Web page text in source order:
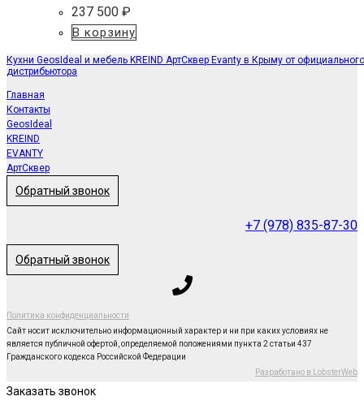
237 500 ₽
В корзину
Кухни GeosIdeal и мебель KREIND АртСквер Evanty в Крыму от официального
дистрибьютора
Главная
Контакты
GeosIdeal
KREIND
EVANTY
АртСквер
Обратный звонок
+7 (978) 835-87-30
Обратный звонок
Политика конфиденциальности
Сайт носит исключительно информационный характер и ни при каких условиях не
является публичной офертой, определяемой положениями пункта 2 статьи 437
Гражданского кодекса Российской Федерации
Разработано в LobsterWeb
Заказать звонок